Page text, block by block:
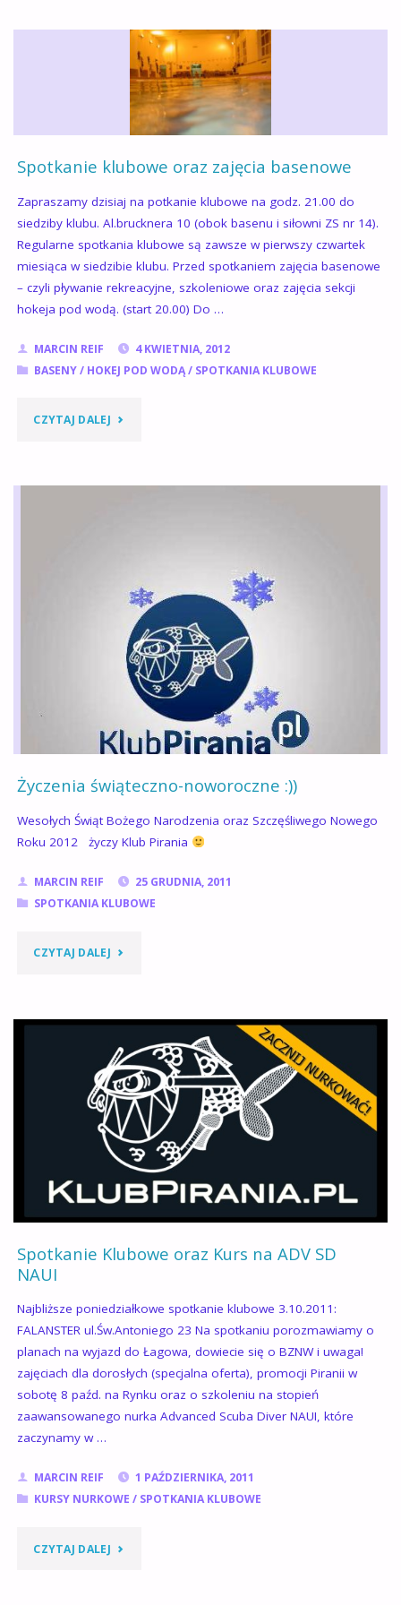
ORAZ
EXPRESSNUR
Spotkanie klubowe oraz zajęcia basenowe
Zapraszamy dzisiaj na potkanie klubowe na godz. 21.00 do
siedziby klubu. Al.brucknera 10 (obok basenu i siłowni ZS nr 14).
Regularne spotkania klubowe są zawsze w pierwszy czwartek
miesiąca w siedzibie klubu. Przed spotkaniem zajęcia basenowe
– czyli pływanie rekreacyjne, szkoleniowe oraz zajęcia sekcji
hokeja pod wodą. (start 20.00) Do …
MARCIN REIF
4 KWIETNIA, 2012
BASENY/ HOKEJ POD WODĄ/ SPOTKANIA KLUBOWE
CZYTAJ DALEJ"SPOTKANIE
ORAZ
Życzenia świąteczno-noworoczne :))
Wesołych Świąt Bożego Narodzenia oraz Szczęśliwego Nowego
Roku 2012 życzy Klub Pirania
MARCIN REIF
25 GRUDNIA, 2011
SPOTKANIA KLUBOWE
CZYTAJ DALEJ"ŻYCZENIA
NOWOROCZNE
:))"
Spotkanie Klubowe oraz Kurs na ADV SD
NAUI
Najbliższe poniedziałkowe spotkanie klubowe 3.10.2011:
FALANSTER ul.Św.Antoniego 23 Na spotkaniu porozmawiamy o
planach na wyjazd do Łagowa, dowiecie się o BZNW i uwaga!
zajęciach dla dorosłych (specjalna oferta), promocji Piranii w
sobotę 8 paźd. na Rynku oraz o szkoleniu na stopień
zaawansowanego nurka Advanced Scuba Diver NAUI, które
zaczynamy w …
MARCIN REIF
1 PAŹDZIERNIKA, 2011
KURSY NURKOWE / SPOTKANIA KLUBOWE
CZYTAJ DALEJ"SPOTKANIE